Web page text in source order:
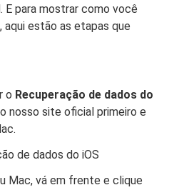
E para mostrar como você
estão as etapas que
o Recuperação de dados do
nosso site oficial primeiro e
de dados do iOS
Mac, vá em frente e clique